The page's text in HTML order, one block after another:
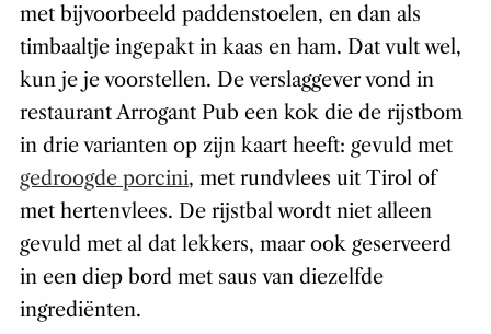
met bijvoorbeeld paddenstoelen, en dan als
timbaaltje ingepakt in kaas en ham. Dat vult wel,
kun je je voorstellen. De verslaggever vond in
restaurant Arrogant Pub een kok die de rijstbom
in drie varianten op zijn kaart heeft: gevuld met
gedroogde porcini, met rundvlees uit Tirol of
met hertenvlees. De rijstbal wordt niet alleen
gevuld met al dat lekkers, maar ook geserveerd
in een diep bord met saus van diezelfde
ingrediënten.